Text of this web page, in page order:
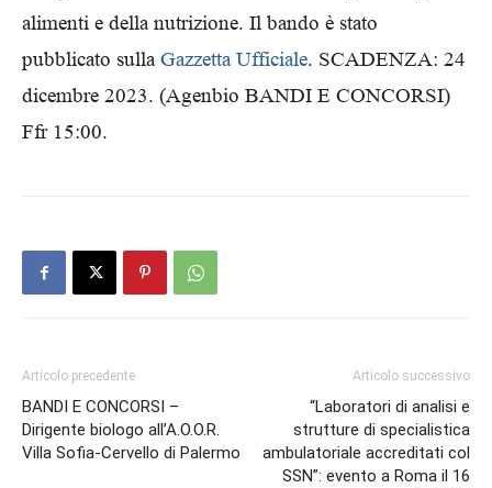
alimenti e della nutrizione. Il bando è stato
pubblicato sullaGazzetta Ufficiale. SCADENZA: 24
dicembre 2023. (Agenbio BANDI E CONCORSI)
Ffr 15:00.
Articolo precedente
BANDI E CONCORSI –
Dirigente biologo all’A.O.O.R.
Villa Sofia-Cervello di Palermo
Articolo successivo
“Laboratori di analisi e
strutture di specialistica
ambulatoriale accreditati col
SSN”: evento a Roma il 16